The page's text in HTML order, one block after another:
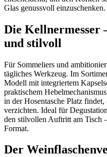
Glas genussvoll einzuschenken.
Die Kellnermesser
und stilvoll
Für Sommeliers und
tägliches Werkzeug. Im
Modell mit integriertem
praktischem
in der Hosentasche Platz
verzichten. Ideal für
den stilvollen Auftritt am Tisch
Format.
Der